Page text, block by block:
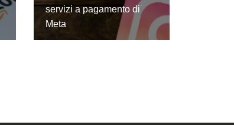
servizi a pagamento di
Meta